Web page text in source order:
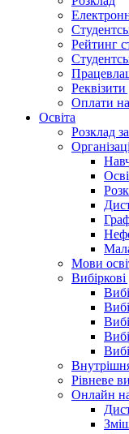
Рейтинг
Оплати
Освіта
Розклад
Мови
Рівневе
Онлайн